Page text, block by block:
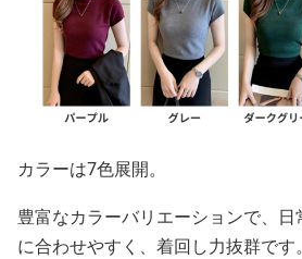
カラーは7色展開。
豊富なカラーバリエーションで、
に合わせやすく、着回し力抜群です。